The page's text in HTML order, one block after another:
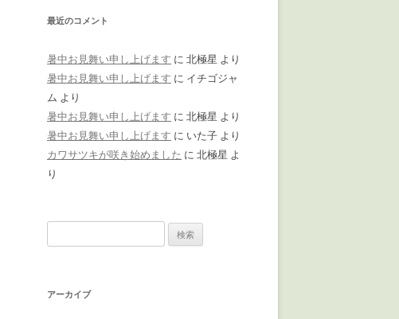
最近のコメント
暑中お見舞い申し上げます に 北極星 より
暑中お見舞い申し上げます に イチゴジャ
ム より
暑中お見舞い申し上げます に 北極星 より
暑中お見舞い申し上げます に いた子 より
カワサツキが咲き始めました に 北極星 よ
り
索:
アーカイブ